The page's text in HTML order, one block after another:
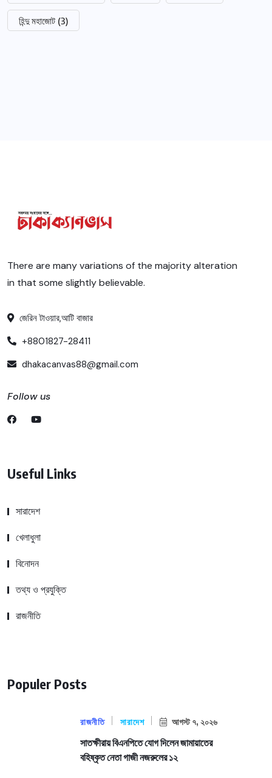
হিন্দু মহাজোট (3)
There are many variations of the majority alteration
in that some slightly believable.
জেরিন টাওয়ার,আটি বাজার
+8801827-28411
dhakacanvas88@gmail.com
Follow us
Useful Links
সারাদেশ
খেলাধুলা
বিনোদন
তথ্য ও প্রযুক্তি
রাজনীতি
Populer Posts
রাজনীতি সারাদেশ আগস্ট ৭, ২০২৬
সাতক্ষীরায় বিএনপিতে যোগ দিলেন জামায়াতের
বহিষ্কৃত নেতা গাজী নজরুলের ১২